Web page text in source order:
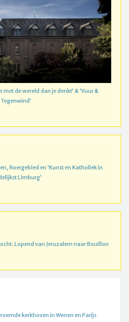
met de wereld dan je denkt’ & ‘Vuur &
Tegenwind’
Roergebied en ‘Kunst en Katholiek in
Limburg’
Lopend van Jeruzalem naar Bouillon
kerkhoven in Wenen en Parijs